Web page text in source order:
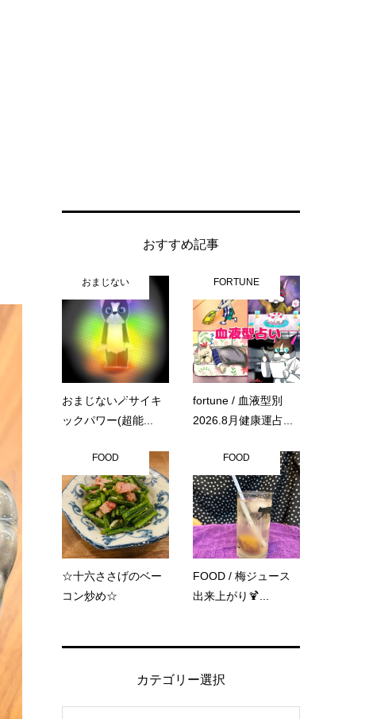
おすすめ記事
おまじない
おまじない🪄サイキ
ックパワー(超能...
FORTUNE
fortune / 血液型別
2026.8月健康運占...
FOOD
☆十六ささげのベー
コン炒め☆
FOOD
FOOD / 梅ジュース
出来上がり🍹...
カテゴリー選択